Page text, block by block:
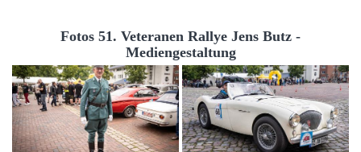
Fotos 51. Veteranen Rallye Jens Butz -
Mediengestaltung